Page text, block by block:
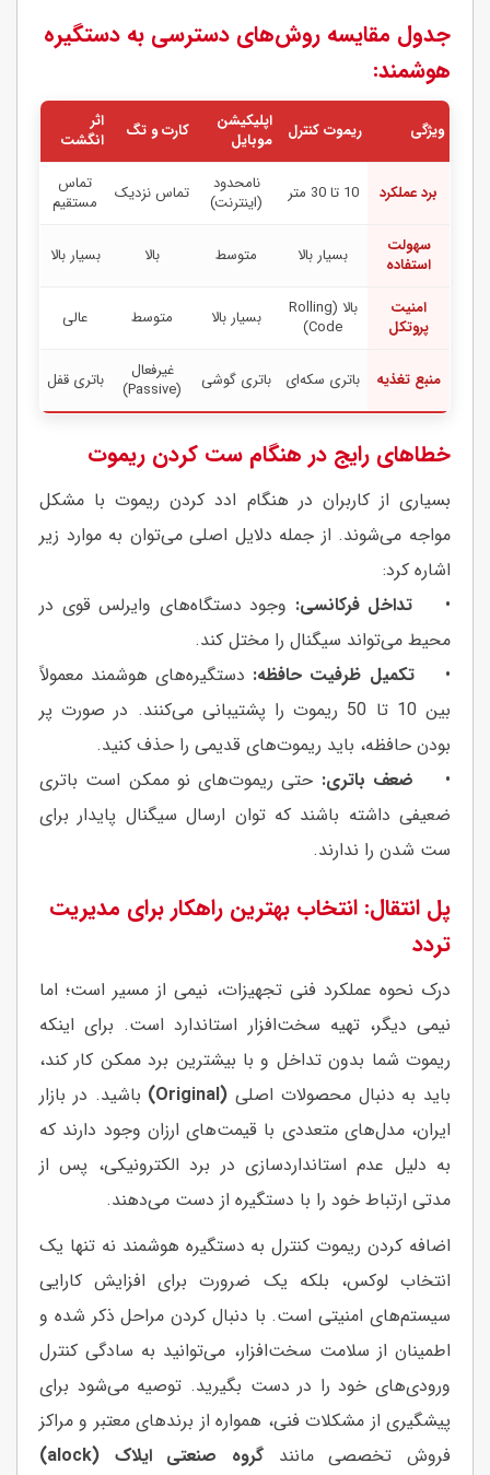
جدول مقایسه روش‌های دسترسی به دستگیره
هوشمند:
ویژگی ریموت کنترل
اپلیکیشن
موبایل
کارت و تگ
اثر
انگشت
برد عملکرد 10 تا 30 متر
نامحدود
(اینترنت)
تماس نزدیک
تماس
مستقیم
سهولت
استفاده
بسیار بالا متوسط بالا بسیار بالا
امنیت
پروتکل
بالا (Rolling
Code)
بسیار بالا متوسط عالی
منبع تغذیه باتری سکه‌ای باتری گوشی
غیرفعال
(Passive)
باتری قفل
خطاهای رایج در هنگام ست کردن ریموت
بسیاری از کاربران در هنگام ادد کردن ریموت با مشکل
مواجه می‌شوند. از جمله دلایل اصلی می‌توان به موارد زیر
اشاره کرد:
•
تداخل فرکانسی: وجود دستگاه‌های وایرلس قوی در
محیط می‌تواند سیگنال را مختل کند.
•تکمیل ظرفیت حافظه: دستگیره‌های هوشمند معمولاً
بین 10 تا 50 ریموت را پشتیبانی می‌کنند. در صورت پر
بودن حافظه، باید ریموت‌های قدیمی را حذف کنید.
• ضعف باتری: حتی ریموت‌های نو ممکن است باتری
ضعیفی داشته باشند که توان ارسال سیگنال پایدار برای
ست شدن را ندارند.
پل انتقال: انتخاب بهترین راهکار برای مدیریت
تردد
درک نحوه عملکرد فنی تجهیزات، نیمی از مسیر است؛ اما
نیمی دیگر، تهیه سخت‌افزار استاندارد است. برای اینکه
ریموت شما بدون تداخل و با بیشترین برد ممکن کار کند،
باید به دنبال محصولات اصلی (Original)
باشید. در بازار
ایران، مدل‌های متعددی با قیمت‌های ارزان وجود دارند که
به دلیل عدم استانداردسازی در برد الکترونیکی، پس از
مدتی ارتباط خود را با دستگیره از دست می‌دهند.
اضافه کردن ریموت کنترل به دستگیره هوشمند نه تنها یک
انتخاب لوکس، بلکه یک ضرورت برای افزایش کارایی
سیستم‌های امنیتی است. با دنبال کردن مراحل ذکر شده و
اطمینان از سلامت سخت‌افزار، می‌توانید به سادگی کنترل
ورودی‌های خود را در دست بگیرید. توصیه می‌شود برای
پیشگیری از مشکلات فنی، همواره از برندهای معتبر و مراکز
فروش تخصصی مانند گروه صنعتی ایلاک (alock)